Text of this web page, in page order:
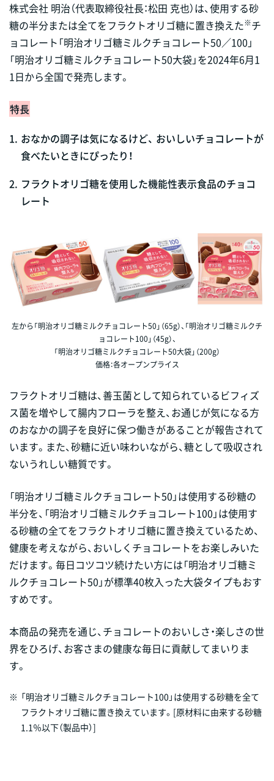
株式会社 明治（代表取締役社長：松田 克也）は、使用する砂
糖の半分または全てをフラクトオリゴ糖に置き換えた※チ
ョコレート「明治オリゴ糖ミルクチョコレート50／100」
「明治オリゴ糖ミルクチョコレート50大袋」を2024年6月1
1日から全国で発売します。
特長
1. おなかの調子は気になるけど、 おいしいチョコレートが
食べたいときにぴったり！
2. フラクトオリゴ糖を使用した機能性表示食品のチョコ
レート
左から「明治オリゴ糖ミルクチョコレート50」（65g）、「明治オリゴ糖ミルクチ
ョコレート100」（45g）、
「明治オリゴ糖ミルクチョコレート50大袋」（200g）
価格：各オープンプライス
フラクトオリゴ糖は、善玉菌として知られているビフィズ
ス菌を増やして腸内フローラを整え、お通じが気になる方
のおなかの調子を良好に保つ働きがあることが報告されて
います。また、砂糖に近い味わいながら、糖として吸収され
ないうれしい糖質です。
「明治オリゴ糖ミルクチョコレート50」は使用する砂糖の
半分を、「明治オリゴ糖ミルクチョコレート100」は使用す
る砂糖の全てをフラクトオリゴ糖に置き換えているため、
健康を考えながら、おいしくチョコレートをお楽しみいた
だけます。毎日コツコツ続けたい方には「明治オリゴ糖ミ
ルクチョコレート50」が標準40枚入った大袋タイプもおす
すめです。
本商品の発売を通じ、チョコレートのおいしさ・楽しさの世
界をひろげ、お客さまの健康な毎日に貢献してまいりま
す。
※ 「明治オリゴ糖ミルクチョコレート100」は使用する砂糖を全て
フラクトオリゴ糖に置き換えています。[原材料に由来する砂糖
1.1％以下（製品中）]